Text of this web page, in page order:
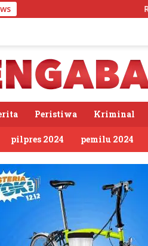
Rumah Sunardi dan
Peristiwa Kriminal
pilpres 2024 pemilu 2024